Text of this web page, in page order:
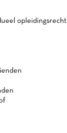
opleidingsrecht